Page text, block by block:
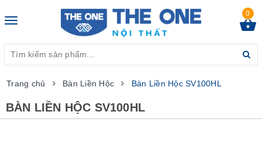
Toggle
0
Trang chủ Bàn Liền Hộc Bàn Liền Hộc SV100HL
BÀN LIỀN HỘC SV100HL